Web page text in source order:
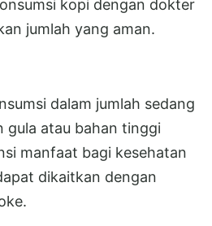
kopi dengan dokter
jumlah yang aman.
dalam jumlah sedang
gula atau bahan tinggi
manfaat bagi kesehatan
dikaitkan dengan